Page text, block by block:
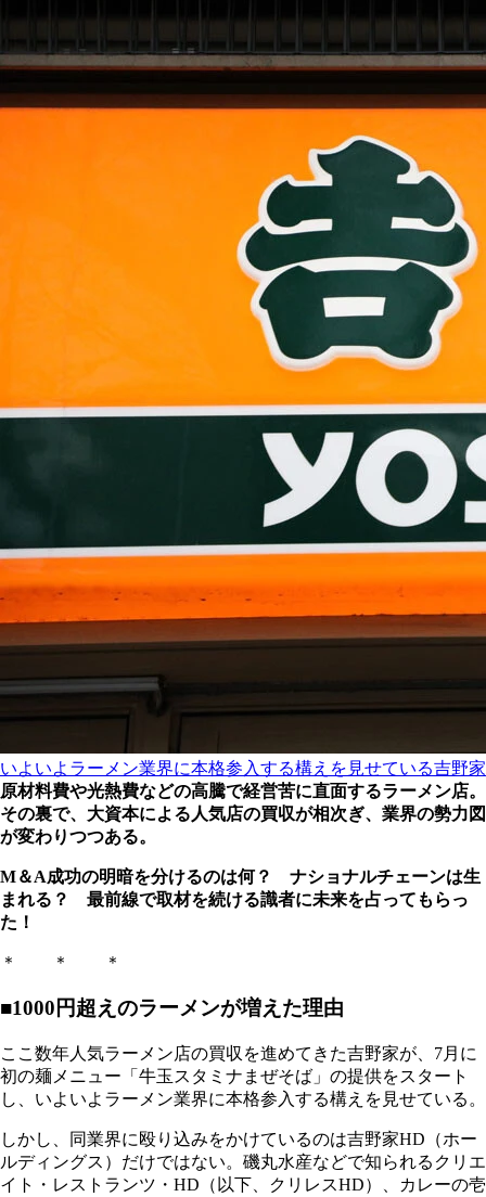
いよいよラーメン業界に本格参入する構えを見せている吉野家
原材料費や光熱費などの高騰で経営苦に直面するラーメン店。
その裏で、大資本による人気店の買収が相次ぎ、業界の勢力図
が変わりつつある。
M＆A成功の明暗を分けるのは何？ ナショナルチェーンは生
まれる？ 最前線で取材を続ける識者に未来を占ってもらっ
た！
＊ ＊ ＊
■1000円超えのラーメンが増えた理由
ここ数年人気ラーメン店の買収を進めてきた吉野家が、7月に
初の麺メニュー「牛玉スタミナまぜそば」の提供をスタート
し、いよいよラーメン業界に本格参入する構えを見せている。
しかし、同業界に殴り込みをかけているのは吉野家HD（ホー
ルディングス）だけではない。磯丸水産などで知られるクリエ
イト・レストランツ・HD（以下、クリレスHD）、カレーの壱